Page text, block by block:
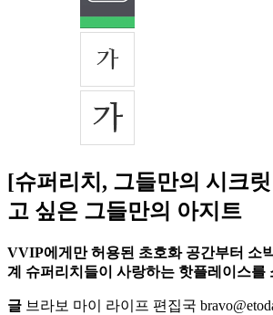
[슈퍼리치, 그들만의 시크
고 싶은 그들만의 아지트
VVIP에게만 허용된 초호화 공간부터 소
계 슈퍼리치들이 사랑하는 핫플레이스를
글 브라보 마이 라이프 편집국